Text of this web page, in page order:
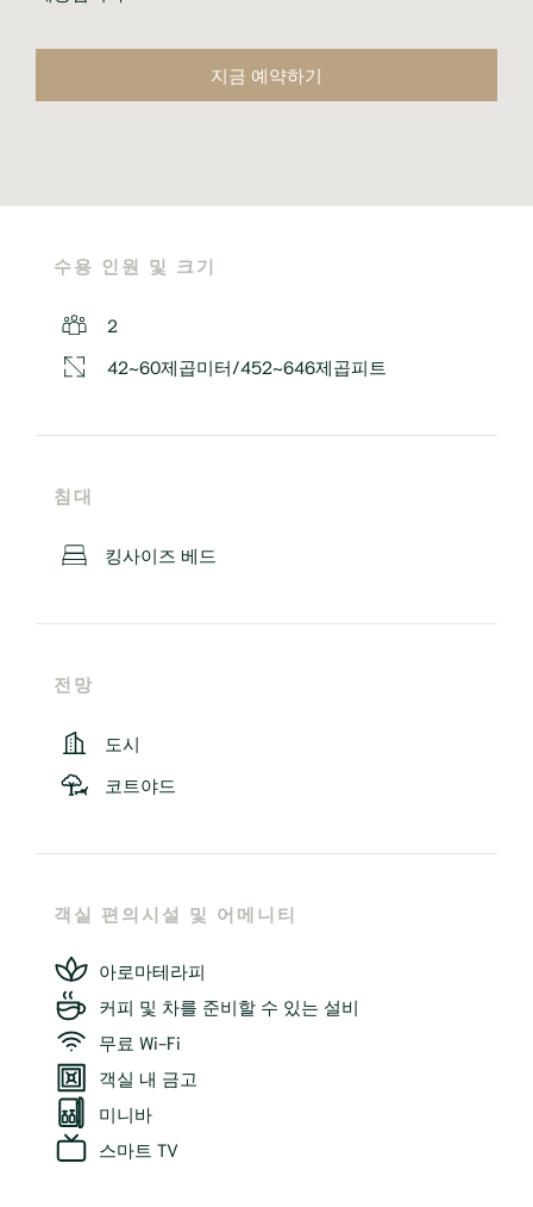
지금 예약하기
수용 인원 및 크기
2
42~60제곱미터/452~646제곱피트
침대
킹사이즈 베드
전망
도시
코트야드
객실 편의시설 및 어메니티
아로마테라피
커피 및 차를 준비할 수 있는 설비
무료 Wi-Fi
객실 내 금고
미니바
스마트 TV